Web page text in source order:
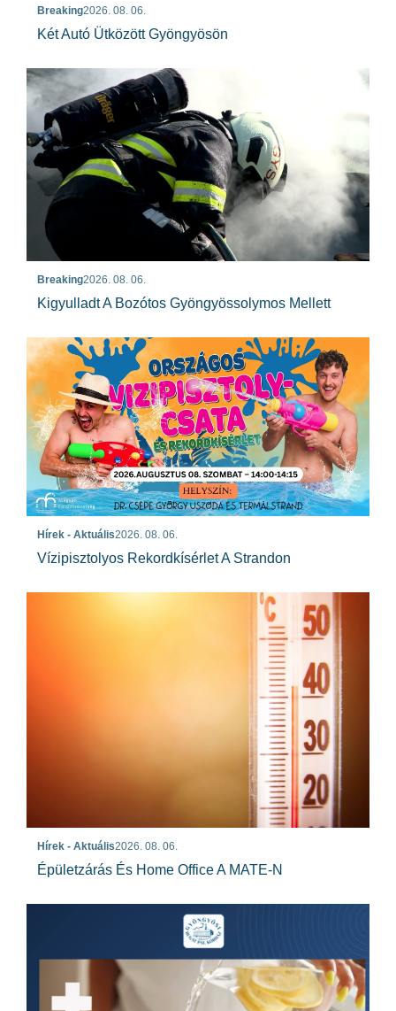
Breaking2026. 08. 06.
Két Autó Ütközött Gyöngyösön
Breaking2026. 08. 06.
Kigyulladt A Bozótos Gyöngyössolymos Mellett
Hírek - Aktuális2026. 08. 06.
Vízipisztolyos Rekordkísérlet A Strandon
Hírek - Aktuális2026. 08. 06.
Épületzárás És Home Office A MATE-N